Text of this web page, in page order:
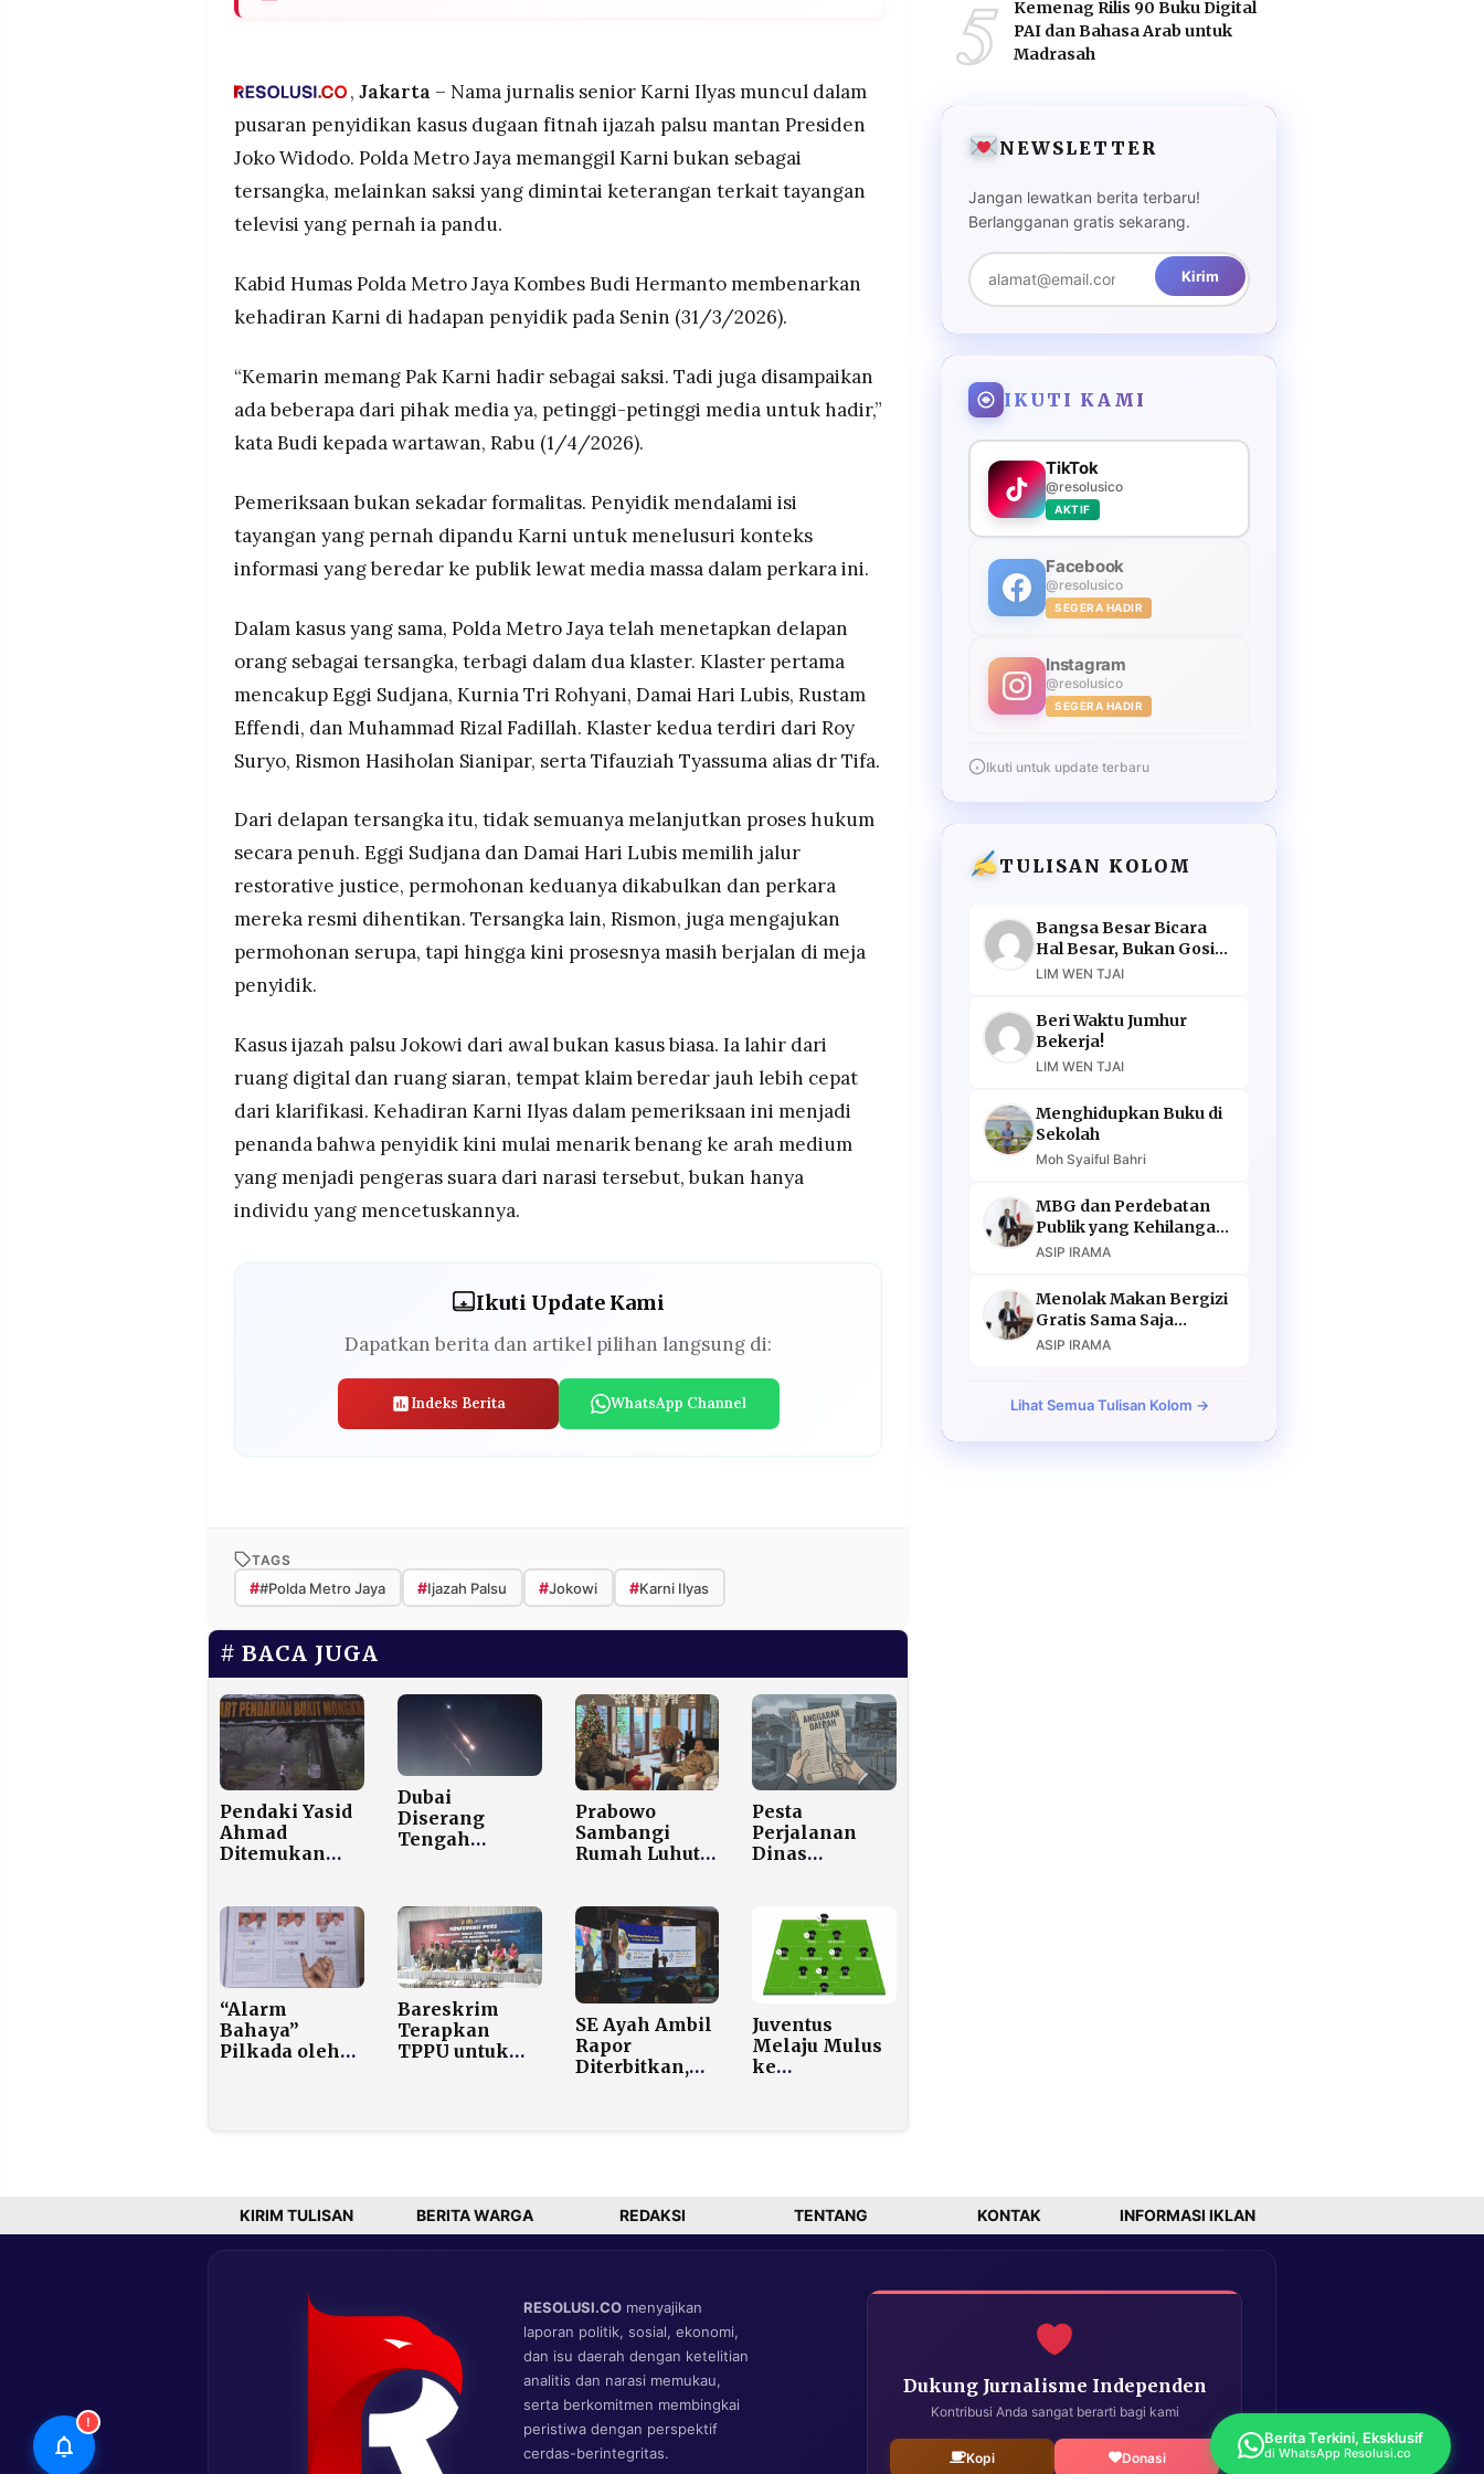
klaster, termasuk Roy Suryo, Eggi Sudjana, dan dr Tifa.
Dua tersangka, Eggi Sudjana dan Damai Hari Lubis, perkaranya telah dihentikan
setelah mengajukan restorative justice, sementara tersangka Rismon masih
menunggu keputusan atas permohonan serupa.
, Jakarta – Nama jurnalis senior Karni Ilyas muncul dalam
pusaran penyidikan kasus dugaan fitnah ijazah palsu mantan Presiden
Joko Widodo. Polda Metro Jaya memanggil Karni bukan sebagai
tersangka, melainkan saksi yang dimintai keterangan terkait tayangan
televisi yang pernah ia pandu.
Kabid Humas Polda Metro Jaya Kombes Budi Hermanto membenarkan
kehadiran Karni di hadapan penyidik pada Senin (31/3/2026).
“Kemarin memang Pak Karni hadir sebagai saksi. Tadi juga disampaikan
ada beberapa dari pihak media ya, petinggi-petinggi media untuk hadir,”
kata Budi kepada wartawan, Rabu (1/4/2026).
Pemeriksaan bukan sekadar formalitas. Penyidik mendalami isi
tayangan yang pernah dipandu Karni untuk menelusuri konteks
informasi yang beredar ke publik lewat media massa dalam perkara ini.
Dalam kasus yang sama, Polda Metro Jaya telah menetapkan delapan
orang sebagai tersangka, terbagi dalam dua klaster. Klaster pertama
mencakup Eggi Sudjana, Kurnia Tri Rohyani, Damai Hari Lubis, Rustam
Effendi, dan Muhammad Rizal Fadillah. Klaster kedua terdiri dari Roy
Suryo, Rismon Hasiholan Sianipar, serta Tifauziah Tyassuma alias dr Tifa.
Dari delapan tersangka itu, tidak semuanya melanjutkan proses hukum
secara penuh. Eggi Sudjana dan Damai Hari Lubis memilih jalur
restorative justice, permohonan keduanya dikabulkan dan perkara
mereka resmi dihentikan. Tersangka lain, Rismon, juga mengajukan
permohonan serupa, tapi hingga kini prosesnya masih berjalan di meja
penyidik.
Kasus ijazah palsu Jokowi dari awal bukan kasus biasa. Ia lahir dari
ruang digital dan ruang siaran, tempat klaim beredar jauh lebih cepat
dari klarifikasi. Kehadiran Karni Ilyas dalam pemeriksaan ini menjadi
penanda bahwa penyidik kini mulai menarik benang ke arah medium
yang menjadi pengeras suara dari narasi tersebut, bukan hanya
individu yang mencetuskannya.
Ikuti Update Kami
Dapatkan berita dan artikel pilihan langsung di:
Indeks Berita WhatsApp Channel
TAGS
##Polda Metro Jaya #Ijazah Palsu #Jokowi #Karni Ilyas
BACA JUGA
Pendaki Yasid
Ahmad
Ditemukan
Bukit
Mongkrang
Dubai
Diserang
Tengah
Address Creek
Harbour 2 Usai
Drone Iran
Menghantam
Prabowo
Sambangi
Rumah Luhut
Negosiasi
Dagang AS
hingga
Penanganan
Bencana
Sumatera
Pesta
Perjalanan
Dinas
Pangkas Habis
Belanja
Seremonial
Pemda demi
MBG
“Alarm
Bahaya”
Pilkada oleh
dan Legitimasi
Bareskrim
Terapkan
TPPU untuk
Subsidi, PPATK
SE Ayah Ambil
Rapor
Diterbitkan,
Juventus
Melaju Mulus
ke
5
Kemenag Rilis 90 Buku Digital
PAI dan Bahasa Arab untuk
Madrasah
NEWSLETTER
Jangan lewatkan berita terbaru!
Berlangganan gratis sekarang.
Kirim
IKUTI KAMI
TikTok
@resolusico
AKTIF
Facebook
@resolusico
SEGERA HADIR
Instagram
@resolusico
SEGERA HADIR
Ikuti untuk update terbaru
TULISAN KOLOM
Bangsa Besar Bicara
Hal Besar, Bukan Gosip
Murahan
LIM WEN TJAI
Beri Waktu Jumhur
Bekerja!
LIM WEN TJAI
Menghidupkan Buku di
Sekolah
Moh Syaiful Bahri
MBG dan Perdebatan
Publik yang Kehilangan
Argumen
ASIP IRAMA
Menolak Makan Bergizi
Gratis Sama Saja
Menolak Masa Depan
ASIP IRAMA
Lihat Semua Tulisan Kolom →
KIRIM TULISAN BERITA WARGA REDAKSI TENTANG KONTAK INFORMASI IKLAN
RESOLUSI.CO menyajikan
laporan politik, sosial, ekonomi,
dan isu daerah dengan ketelitian
analitis dan narasi memukau,
serta berkomitmen membingkai
peristiwa dengan perspektif
cerdas-berintegritas.
Dukung Jurnalisme Independen
Kontribusi Anda sangat berarti bagi kami
Kopi Donasi
!
Berita Terkini, Eksklusif
di WhatsApp Resolusi.co